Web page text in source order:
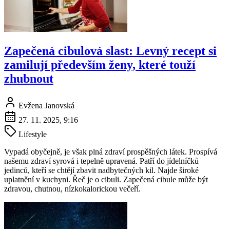
Zapečená cibulová slast: Levný recept si
zamilují především ženy, které touží
zhubnout
Evžena Janovská
27. 11. 2025, 9:16
Lifestyle
Vypadá obyčejně, je však plná zdraví prospěšných látek. Prospívá
našemu zdraví syrová i tepelně upravená. Patří do jídelníčků
jedinců, kteří se chtějí zbavit nadbytečných kil. Najde široké
uplatnění v kuchyni. Řeč je o cibuli. Zapečená cibule může být
zdravou, chutnou, nízkokalorickou večeří.